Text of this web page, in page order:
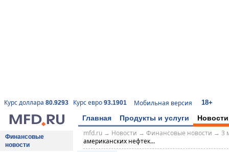
Курс доллара 80.9293 Курс евро 93.1901 Мобильная версия 18+
Главная Продукты и услуги Новости
Финансовые
новости
mfd.ru→ Новости → Финансовые новости → 3
американских нефтек...